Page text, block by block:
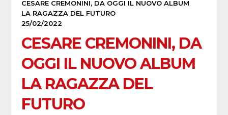
CESARE CREMONINI, DA OGGI IL NUOVO ALBUM
LA RAGAZZA DEL FUTURO
25/02/2022
CESARE CREMONINI, DA
OGGI IL NUOVO ALBUM
LA RAGAZZA DEL
FUTURO